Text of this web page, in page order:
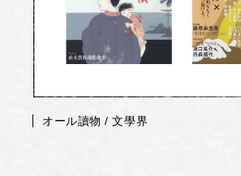
オール讀物 / 文學界